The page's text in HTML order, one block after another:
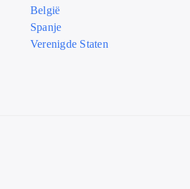
België
Spanje
Verenigde Staten